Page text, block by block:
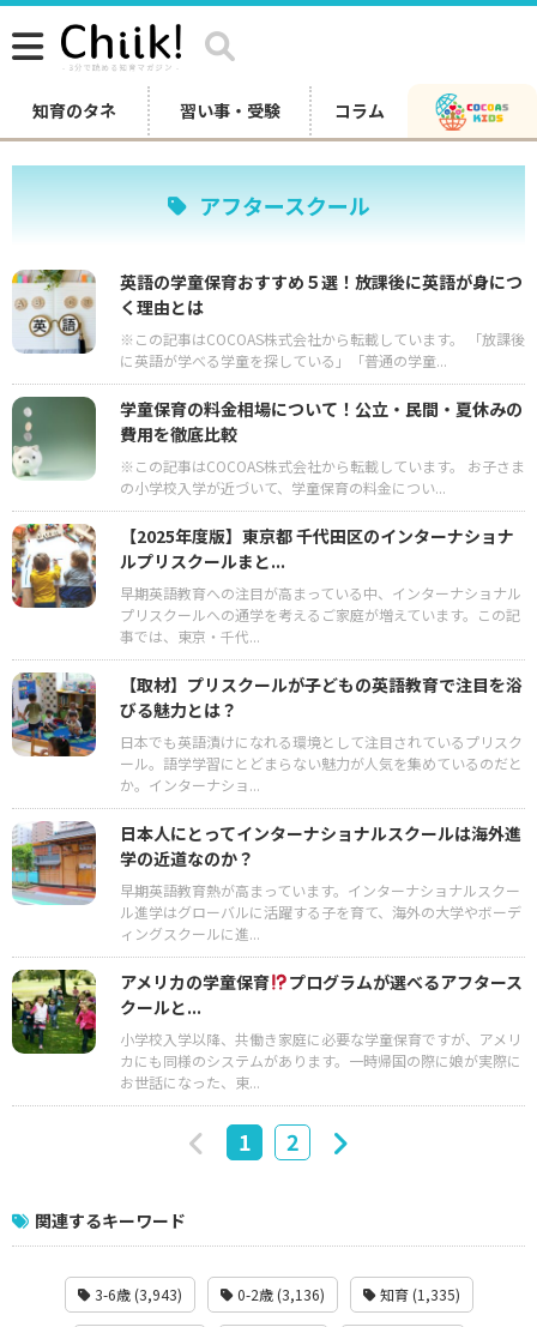
知育のタネ 習い事・受験 コラム
アフタースクール
英語の学童保育おすすめ５選！放課後に英語が身につ
く理由とは
※この記事はCOCOAS株式会社から転載しています。 「放課後
に英語が学べる学童を探している」「普通の学童...
学童保育の料金相場について！公立・民間・夏休みの
費用を徹底比較
※この記事はCOCOAS株式会社から転載しています。 お子さま
の小学校入学が近づいて、学童保育の料金につい...
【2025年度版】東京都 千代田区のインターナショナ
ルプリスクールまと...
早期英語教育への注目が高まっている中、インターナショナル
プリスクールへの通学を考えるご家庭が増えています。この記
事では、東京・千代...
【取材】プリスクールが子どもの英語教育で注目を浴
びる魅力とは？
日本でも英語漬けになれる環境として注目されているプリスク
ール。語学学習にとどまらない魅力が人気を集めているのだと
か。インターナショ...
日本人にとってインターナショナルスクールは海外進
学の近道なのか？
早期英語教育熱が高まっています。インターナショナルスクー
ル進学はグローバルに活躍する子を育て、海外の大学やボーデ
ィングスクールに進...
アメリカの学童保育
プログラムが選べるアフタース
クールと...
小学校入学以降、共働き家庭に必要な学童保育ですが、アメリ
カにも同様のシステムがあります。一時帰国の際に娘が実際に
お世話になった、東...
1 2
関連するキーワード
3-6歳 (3,943) 0-2歳 (3,136) 知育 (1,335)